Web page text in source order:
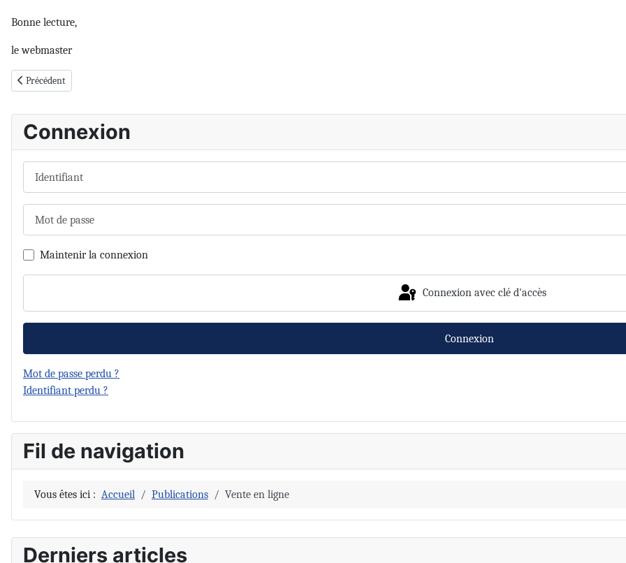
Bonne lecture,
le webmaster
Article précédent : Modèles de publication
Précédent
Connexion
Maintenir la connexion
Connexion avec clé d'accès
Connexion
Mot de passe perdu ?
Identifiant perdu ?
Fil de navigation
Vous êtes ici : Accueil Publications Vente en ligne
Derniers articles